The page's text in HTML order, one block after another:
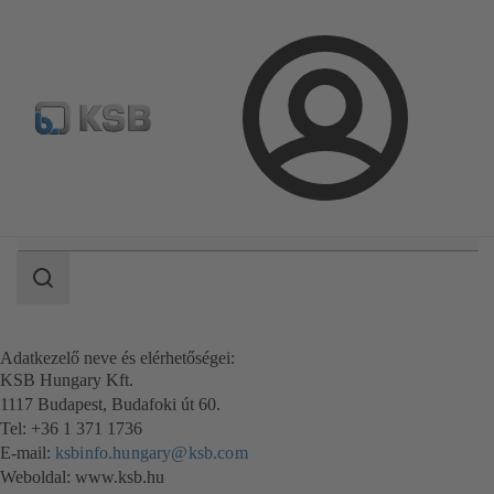
Bejelentkezés
Hírlevél Termékkonfiguráció Termékek keresése
Keresési
Adatkezelő neve és elérhetőségei:
KSB Hungary Kft.
1117 Budapest, Budafoki út 60.
Tel: +36 1 371 1736
E-mail: ksbinfo.hungary@ksb.com
Weboldal: www.ksb.hu